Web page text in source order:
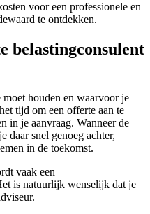
voor een professionele en
te ontdekken.
belastingconsulent
houden en waarvoor je
tijd om een offerte aan te
in je aanvraag. Wanneer de
daar snel genoeg achter,
in de toekomst.
vaak een
is natuurlijk wenselijk dat je